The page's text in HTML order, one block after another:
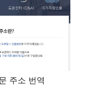
주소 번역